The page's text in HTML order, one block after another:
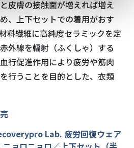
皮膚の接触面が増えれば増え
、上下セットでの着用がおす
料繊維に高純度セラミックを定
外線を輻射（ふくしゃ）する
行促進作用により疲労や筋肉
行うことを目的とした、衣類
Lab. 疲労回復ウェア